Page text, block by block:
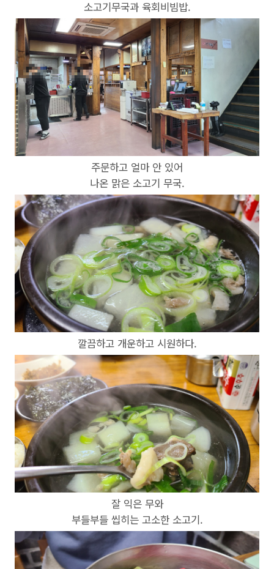
소고기무국과 육회비빔밥.
주문하고 얼마 안 있어
나온 맑은 소고기 무국.
깔끔하고 개운하고 시원하다.
잘 익은 무와
부들부들 씹히는 고소한 소고기.